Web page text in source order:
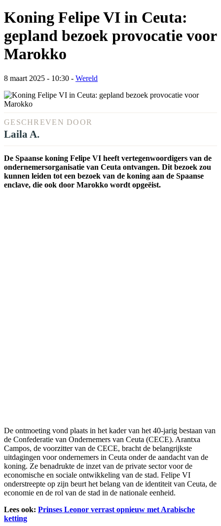
Koning Felipe VI in Ceuta:
gepland bezoek provocatie voor
Marokko
8 maart 2025 - 10:30 - Wereld
GESCHREVEN DOOR
Laila A.
De Spaanse koning Felipe VI heeft vertegenwoordigers van de
ondernemersorganisatie van Ceuta ontvangen. Dit bezoek zou
kunnen leiden tot een bezoek van de koning aan de Spaanse
enclave, die ook door Marokko wordt opgeëist.
De ontmoeting vond plaats in het kader van het 40-jarig bestaan van
de Confederatie van Ondernemers van Ceuta (CECE). Arantxa
Campos, de voorzitter van de CECE, bracht de belangrijkste
uitdagingen voor ondernemers in Ceuta onder de aandacht van de
koning. Ze benadrukte de inzet van de private sector voor de
economische en sociale ontwikkeling van de stad. Felipe VI
onderstreepte op zijn beurt het belang van de identiteit van Ceuta, de
economie en de rol van de stad in de nationale eenheid.
Lees ook: Prinses Leonor verrast opnieuw met Arabische
ketting